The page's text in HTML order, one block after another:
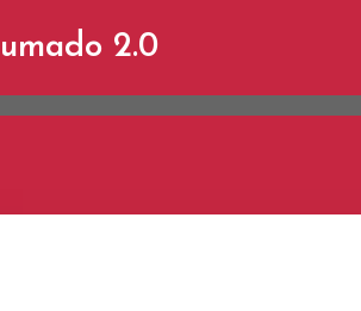
2.0
This site uses cookies from Google to
are shared with Google along with